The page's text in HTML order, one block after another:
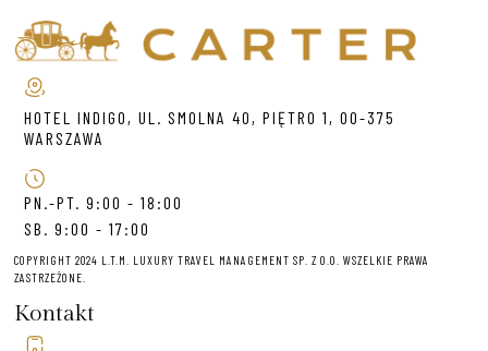
HOTEL INDIGO, UL. SMOLNA 40, PIĘTRO 1, 00-375
WARSZAWA
PN.-PT. 9:00 - 18:00
SB. 9:00 - 17:00
COPYRIGHT 2024 L.T.M. LUXURY TRAVEL MANAGEMENT SP. Z O.O. WSZELKIE PRAWA
ZASTRZEŻONE.
Kontakt